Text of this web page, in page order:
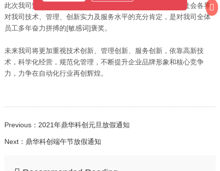
此次我司荣获2019年度广东省“守合同重信用”企业证书，是社会各界
对我司技术、管理、创新实力及服务水平的充分肯定，是对我司全体
员工多年奋力拼搏的[敏感词]褒奖。
未来我司将更加重视技术创新、管理创新、服务创新，依靠高新技
术，科学化经营，规范化管理，不断提升企业品牌形象和核心竞争
力，力争在自动化行业再创辉煌。
Previous：2021年鼎华科创元旦放假通知
Next：鼎华科创端午节放假通知